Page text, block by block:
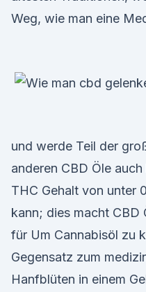
Weg, wie man eine
und werde Teil der
anderen CBD Öle
THC Gehalt von unter
kann; dies macht CBD
für Um Cannabisöl zu
Gegensatz zum
Hanfblüten in einem